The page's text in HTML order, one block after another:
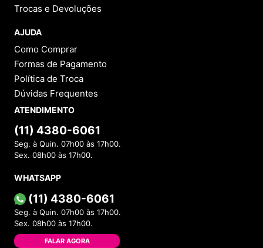
Trocas e Devoluções
AJUDA
Como Comprar
Formas de Pagamento
Política de Troca
Dúvidas Frequentes
ATENDIMENTO
(11) 4380-6061
Seg. à Quin. 07h00 às 17h00.
Sex. 08h00 às 17h00.
WHATSAPP
(11) 4380-6061
Seg. à Quin. 07h00 às 17h00.
Sex. 08h00 às 17h00.
FALAR AGORA